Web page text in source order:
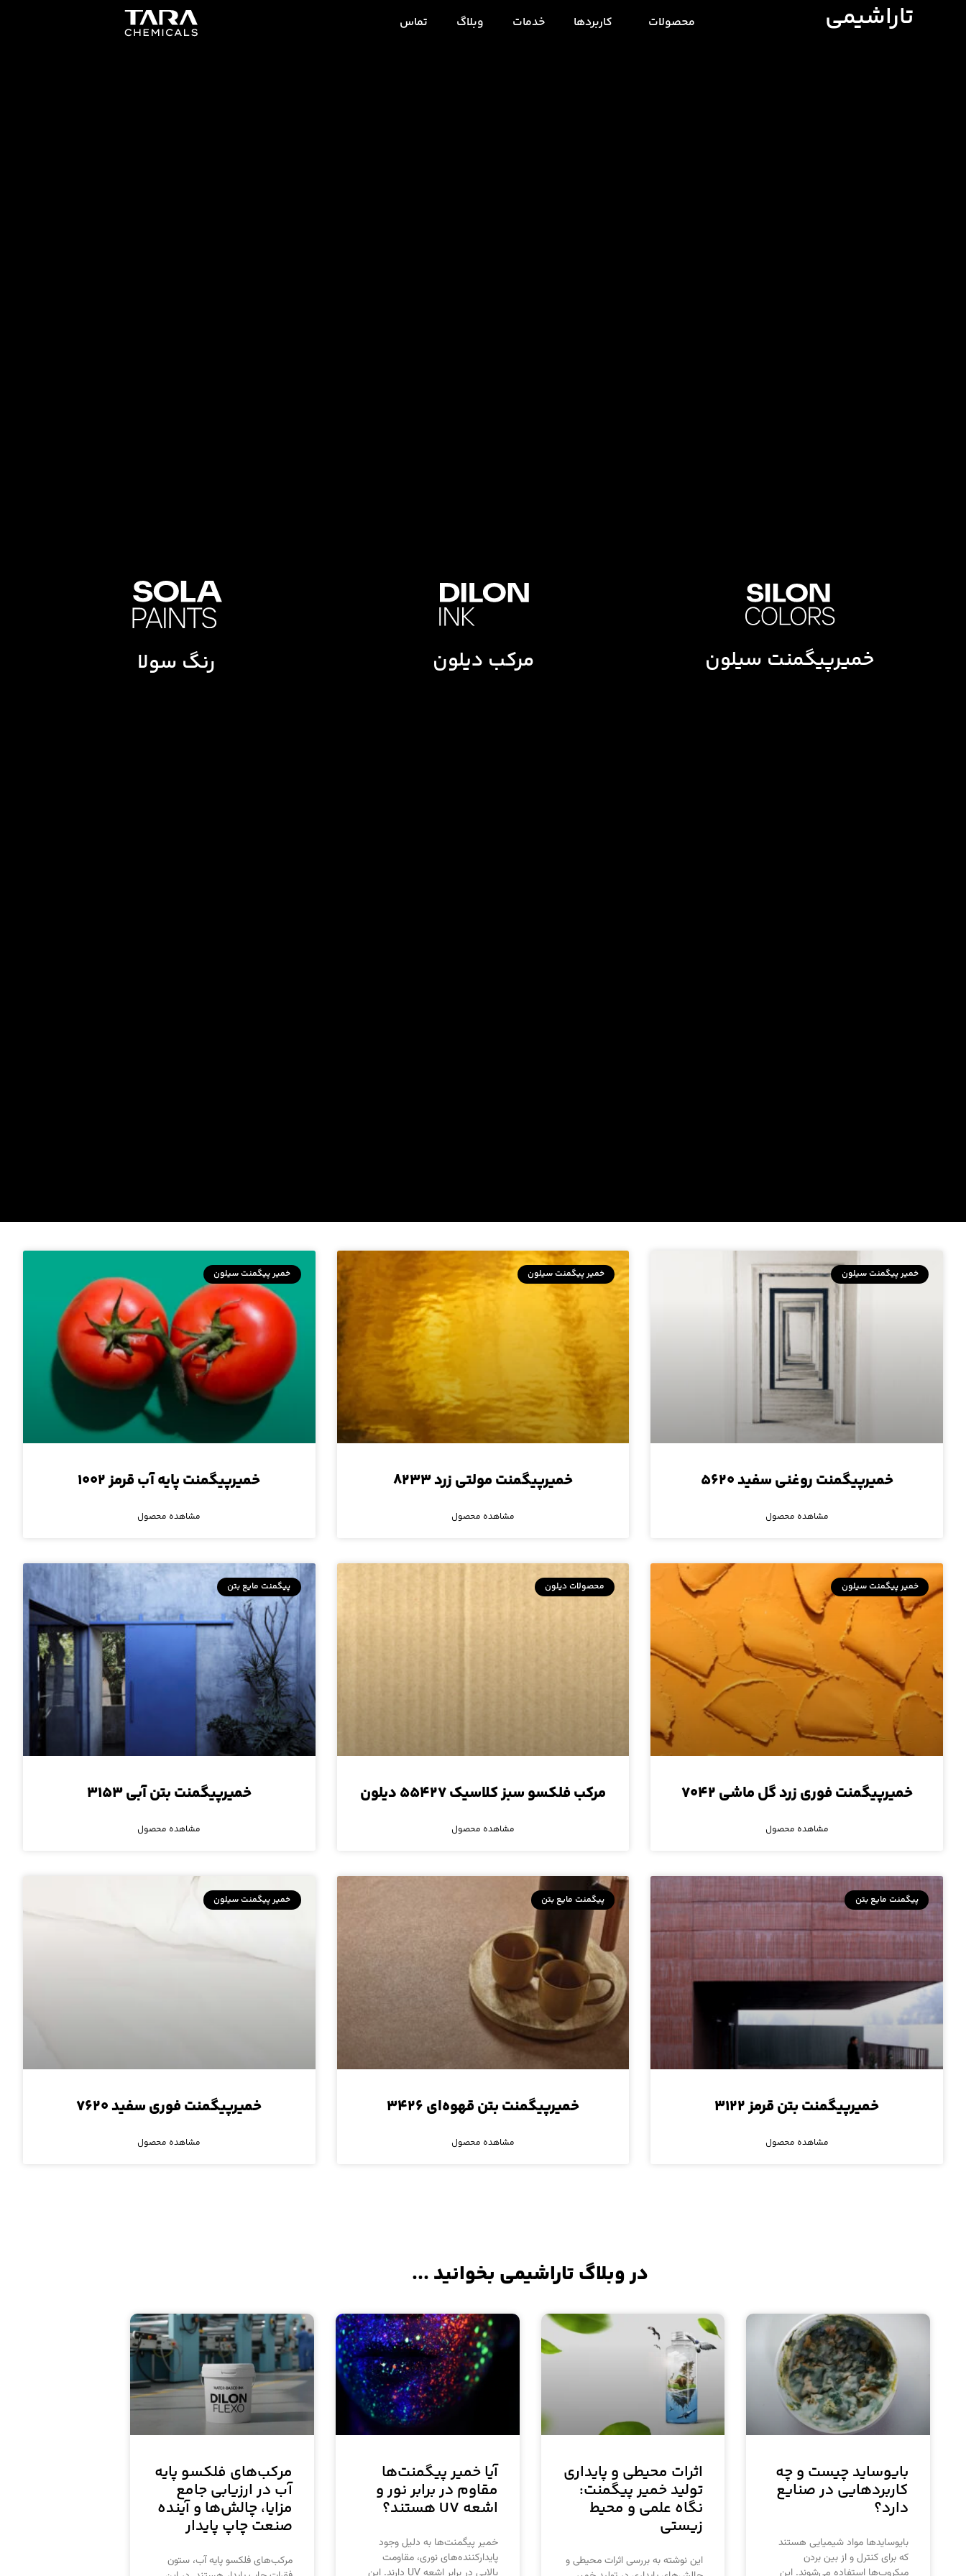
تاراشیمی محصولات کاربردها خدمات وبلاگ تماس
خمیرپیگمنت سیلون مرکب دیلون رنگ سولا
خمیر پیگمنت سیلون
خمیرپیگمنت روغنی سفید ۵۶۲۰
مشاهده محصول
خمیر پیگمنت سیلون
خمیرپیگمنت مولتی زرد ۸۲۳۳
مشاهده محصول
خمیر پیگمنت سیلون
خمیرپیگمنت پایه آب قرمز ۱۰۰۲
مشاهده محصول
خمیر پیگمنت سیلون
خمیرپیگمنت فوری زرد گل ماشی ۷۰۴۲
مشاهده محصول
محصولات دیلون
مرکب فلکسو سبز کلاسیک ۵۵۴۲۷ دیلون
مشاهده محصول
پیگمنت مایع بتن
خمیرپیگمنت بتن آبی ۳۱۵۳
مشاهده محصول
پیگمنت مایع بتن
خمیرپیگمنت بتن قرمز ۳۱۲۲
مشاهده محصول
پیگمنت مایع بتن
خمیرپیگمنت بتن قهوه‌ای ۳۴۲۶
مشاهده محصول
خمیر پیگمنت سیلون
خمیرپیگمنت فوری سفید ۷۶۲۰
مشاهده محصول
در وبلاگ تاراشیمی بخوانید ...
بایوساید چیست و چه
کاربردهایی در صنایع
دارد؟
بایوسایدها مواد شیمیایی هستند
که برای کنترل و از بین بردن
میکروب‌ها استفاده می‌شوند. این
اثرات محیطی و پایداری
تولید خمیر پیگمنت:
نگاه علمی و محیط
زیستی
این نوشته به بررسی اثرات محیطی و
آیا خمیر پیگمنت‌ها
مقاوم در برابر نور و
اشعه UV هستند؟
خمیر پیگمنت‌ها به دلیل وجود
پایدارکننده‌های نوری، مقاومت
بالایی در برابر اشعه UV دارند. این
مرکب‌های فلکسو پایه
آب در ارزیابی جامع
مزایا، چالش‌ها و آینده
صنعت چاپ پایدار
مرکب‌های فلکسو پایه آب، ستون